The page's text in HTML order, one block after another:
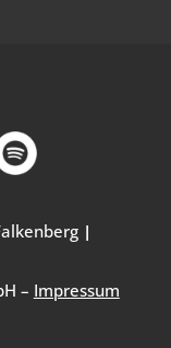
|
– Impressum